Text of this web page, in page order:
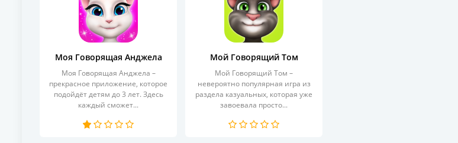
Моя Говорящая Анджела
Моя Говорящая Анджела –
прекрасное приложение, которое
подойдёт детям до 3 лет. Здесь
каждый сможет...
Мой Говорящий Том
Мой Говорящий Том –
невероятно популярная игра из
раздела казуальных, которая уже
завоевала просто...